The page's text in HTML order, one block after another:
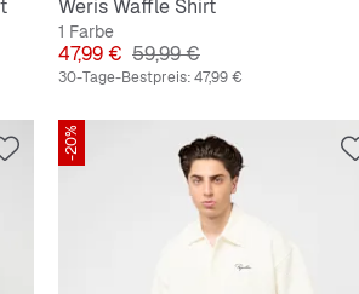
Weris Waffle Shirt
1 Farbe
Preis
47,99 € Originalpreis
59,99 €
30-Tage-Bestpreis:47,99 €
-20%